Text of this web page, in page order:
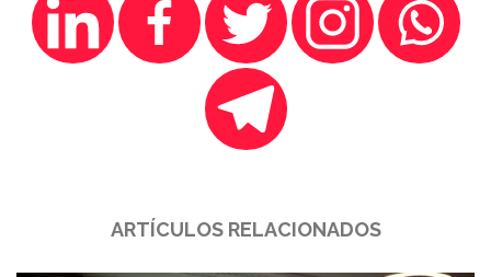
ARTÍCULOS RELACIONADOS